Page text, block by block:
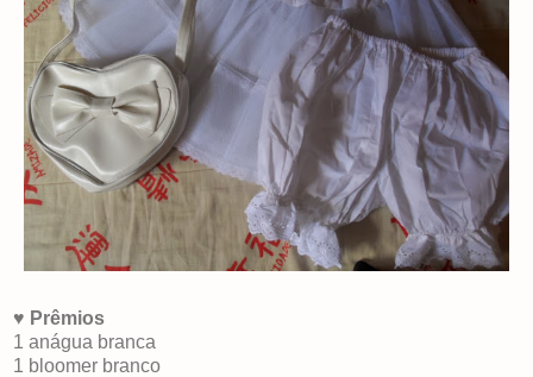
♥ Prêmios
1 anágua branca
1 bloomer branco